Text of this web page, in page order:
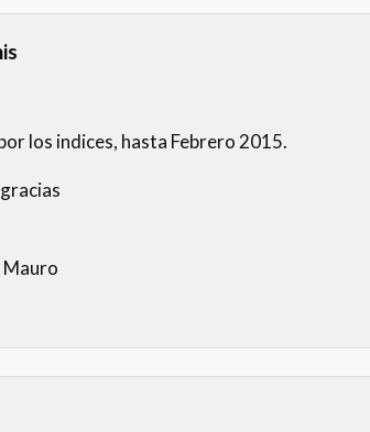
los indices, hasta Febrero 2015.
Mauro